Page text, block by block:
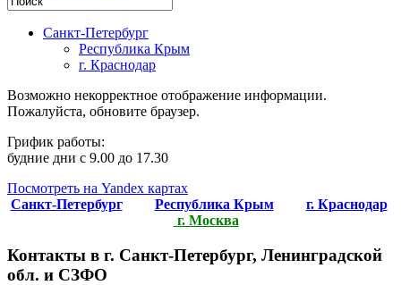
Санкт-Петербург
Республика Крым
г. Краснодар
Возможно некорректное отображение информации.
Пожалуйста, обновите браузер.
Грифик работы:
будние дни с 9.00 до 17.30
Посмотреть на Yandex картах
Санкт-Петербург
Республика Крым
г. Краснодар
г. Москва
Контакты в г. Санкт-Петербург, Ленинградской
обл. и СЗФО